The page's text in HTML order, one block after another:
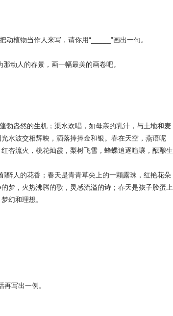
植物当作人来写，请你用“_____”画出一句。
动人的春景，画一幅最美的画卷吧。
盎然的生机；渠水欢唱，如母亲的乳汁，与土地和麦
水波交相辉映，洒落捧捧金和银。春在天空，燕语呢
杏流火，桃花灿霞，梨树飞雪，蜂蝶追逐喧嚷，酝酿生
人的花香；春天是青青草尖上的一颗露珠，红艳花朵
梦，火热沸腾的歌，灵感流溢的诗；春天是孩子脸蛋上
幻和理想。
写出一例。